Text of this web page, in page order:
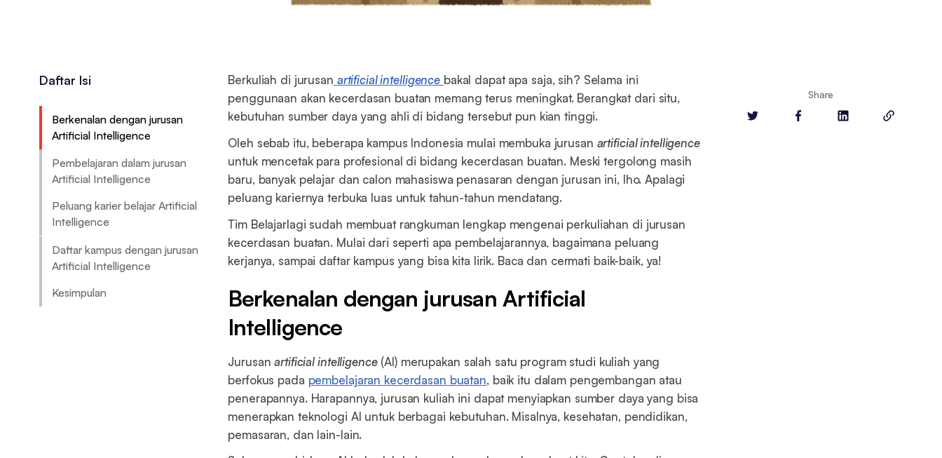
Daftar Isi
Berkenalan dengan jurusan
Artificial Intelligence
Pembelajaran dalam jurusan
Artificial Intelligence
Peluang karier belajar Artificial
Intelligence
Daftar kampus dengan jurusan
Artificial Intelligence
Kesimpulan
Berkuliah di jurusan artificial intelligence bakal dapat apa saja, sih? Selama ini
penggunaan akan kecerdasan buatan memang terus meningkat. Berangkat dari situ,
kebutuhan sumber daya yang ahli di bidang tersebut pun kian tinggi.
Oleh sebab itu, beberapa kampus Indonesia mulai membuka jurusan artificial intelligence
untuk mencetak para profesional di bidang kecerdasan buatan. Meski tergolong masih
baru, banyak pelajar dan calon mahasiswa penasaran dengan jurusan ini, lho. Apalagi
peluang kariernya terbuka luas untuk tahun-tahun mendatang.
Tim Belajarlagi sudah membuat rangkuman lengkap mengenai perkuliahan di jurusan
kecerdasan buatan. Mulai dari seperti apa pembelajarannya, bagaimana peluang
kerjanya, sampai daftar kampus yang bisa kita lirik. Baca dan cermati baik-baik, ya!
Berkenalan dengan jurusan Artificial
Intelligence
Jurusanartificial intelligence(AI) merupakan salah satu program studi kuliah yang
berfokus pada pembelajaran kecerdasan buatan, baik itu dalam pengembangan atau
penerapannya. Harapannya, jurusan kuliah ini dapat menyiapkan sumber daya yang bisa
menerapkan teknologi AI untuk berbagai kebutuhan. Misalnya, kesehatan, pendidikan,
pemasaran, dan lain-lain.
Share